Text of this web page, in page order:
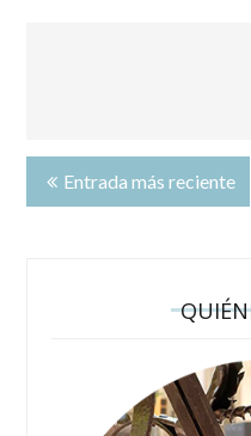
Entrada más reciente